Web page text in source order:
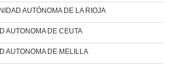
AUTÓNOMA DE LA RIOJA
AUTONOMA DE CEUTA
AUTONOMA DE MELILLA